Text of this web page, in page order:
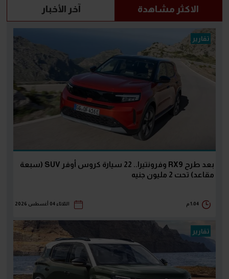
الاكثر مشاهدة آخر الأخبار
تقارير
بعد طرح RX9 وفرونتيرا.. 22 سيارة كروس أوفر SUV (سبعة
مقاعد) تحت 2 مليون جنيه
1:04 م الثلاثاء 04 أغسطس 2026
تقارير